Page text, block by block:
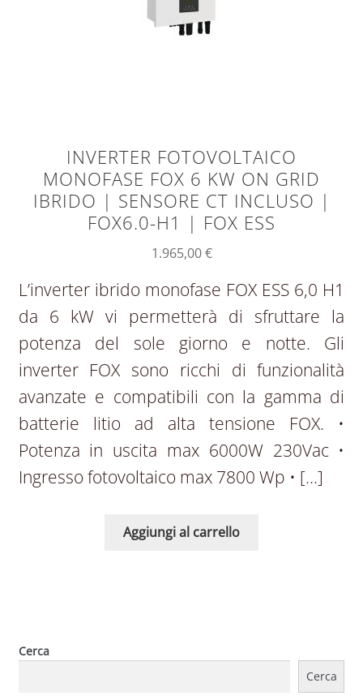
INVERTER FOTOVOLTAICO
MONOFASE FOX 6 KW ON GRID
IBRIDO | SENSORE CT INCLUSO |
FOX6.0-H1 | FOX ESS
1.965,00€
L’inverter ibrido monofase FOX ESS 6,0 H1
da 6 kW vi permetterà di sfruttare la
potenza del sole giorno e notte. Gli
inverter FOX sono ricchi di funzionalità
avanzate e compatibili con la gamma di
batterie litio ad alta tensione FOX. •
Potenza in uscita max 6000W 230Vac •
Ingresso fotovoltaico max 7800 Wp • […]
Aggiungi al carrello
Cerca
Cerca